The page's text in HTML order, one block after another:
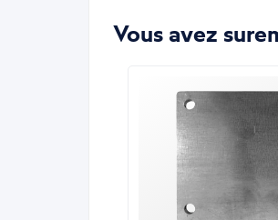
Vous avez